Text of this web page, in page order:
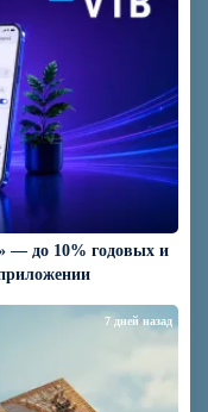
— до 10% годовых и
7 дней назад